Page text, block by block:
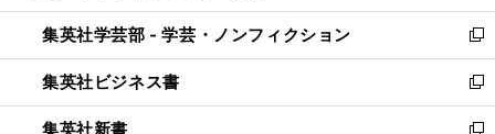
開
く
ウ
で
開
く
ン
ド
ウ
で
開
く
ウ
ィ
ン
ド
ウ
で
集英社学芸部 - 学芸・ノンフィクション
新
し
い
ウ
集英社ビジネス書
新
し
集英社新書